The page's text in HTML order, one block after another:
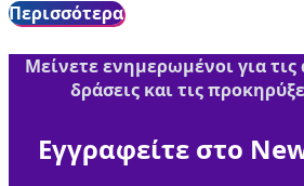
Περισσότερα
Μείνετε ενημερωμένοι για τις
δράσεις και τις
Εγγραφείτε στο